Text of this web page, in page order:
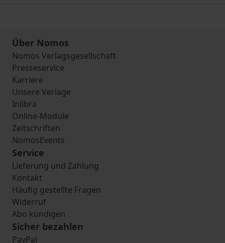
Über Nomos
Nomos Verlagsgesellschaft
Presseservice
Karriere
Unsere Verlage
Inlibra
Online-Module
Zeitschriften
NomosEvents
Service
Lieferung und Zahlung
Kontakt
Häufig gestellte Fragen
Widerruf
Abo kündigen
Sicher bezahlen
PayPal